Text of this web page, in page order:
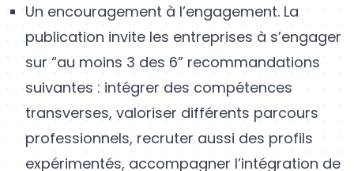
Un encouragement à l’engagement. La
publication invite les entreprises à s’engager
sur “au moins 3 des 6” recommandations
suivantes : intégrer des compétences
transverses, valoriser différents parcours
professionnels, recruter aussi des profils
expérimentés, accompagner l’intégration de